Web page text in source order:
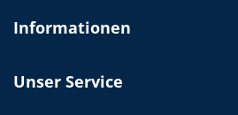
Informationen
Unser Service